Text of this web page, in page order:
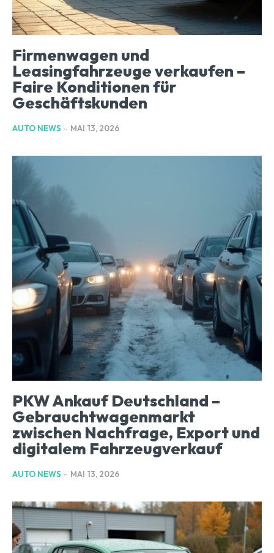
Firmenwagen und
Leasingfahrzeuge verkaufen –
Faire Konditionen für
Geschäftskunden
AUTO NEWS - MAI 13, 2026
PKW Ankauf Deutschland –
Gebrauchtwagenmarkt
zwischen Nachfrage, Export und
digitalem Fahrzeugverkauf
AUTO NEWS - MAI 13, 2026